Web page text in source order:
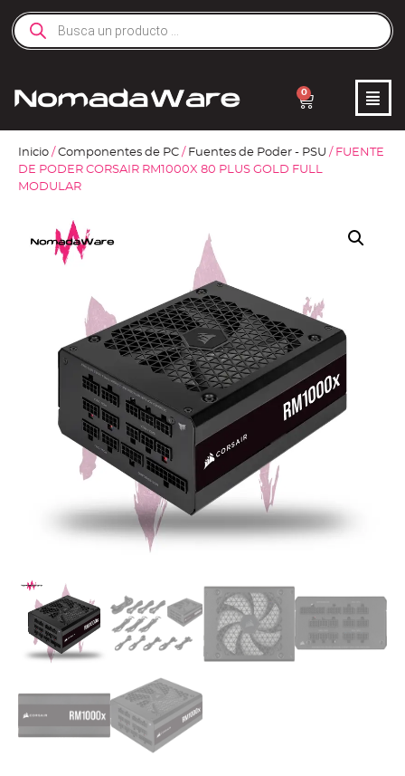
0
Inicio / Componentes de PC / Fuentes de Poder - PSU / FUENTE
DE PODER CORSAIR RM1000X 80 PLUS GOLD FULL
MODULAR